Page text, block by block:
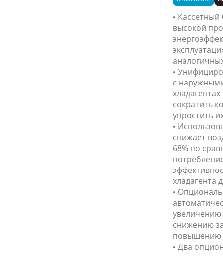
• Кассетный
высокой
•
с
сократить
упростить
•
снижает
68% по
хладагента
•
увеличению
снижению
повышению
• Два